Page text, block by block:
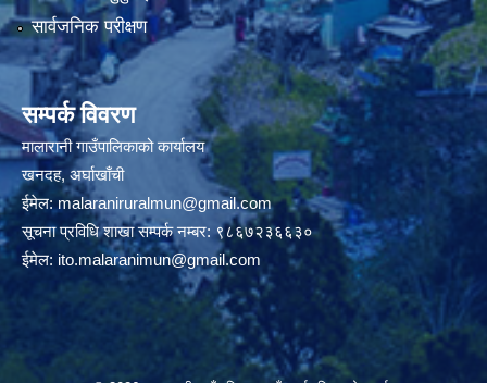
सार्वजनिक परीक्षण
सम्पर्क विवरण
मालारानी गाउँपालिकाको कार्यालय
खनदह, अर्घाखाँची
ईमेल: malaraniruralmun@gmail.com
सूचना प्रविधि शाखा सम्पर्क नम्बर: ९८६७२३६६३०
ईमेल: ito.malaranimun@gmail.com